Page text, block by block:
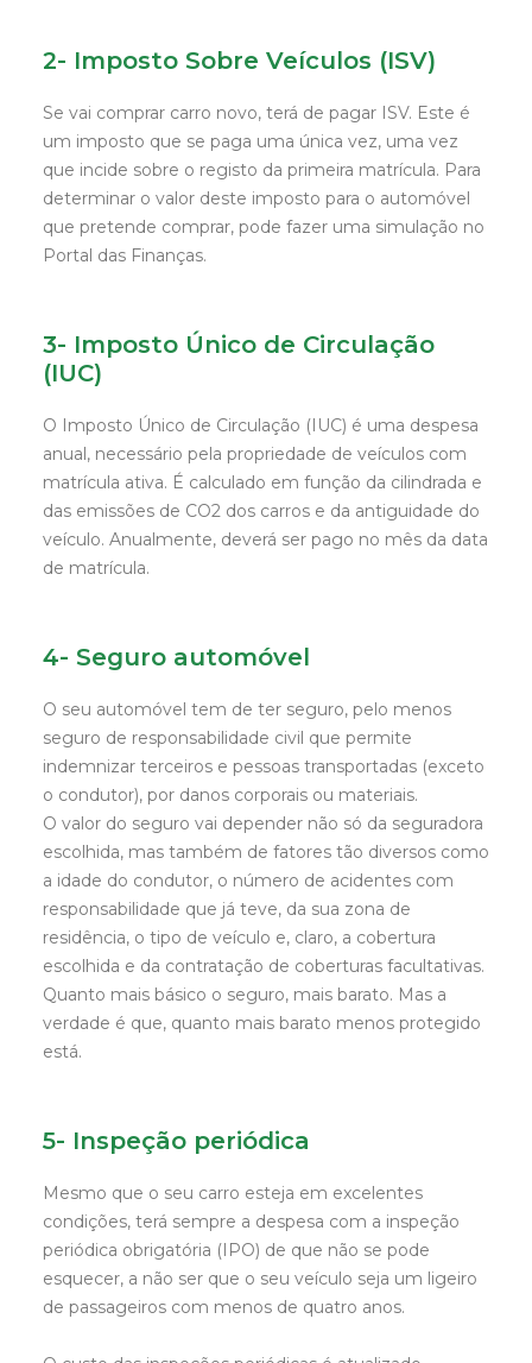
2- Imposto Sobre Veículos (ISV)
Se vai comprar carro novo, terá de pagar ISV. Este é
um imposto que se paga uma única vez, uma vez
que incide sobre o registo da primeira matrícula. Para
determinar o valor deste imposto para o automóvel
que pretende comprar, pode fazer uma simulação no
Portal das Finanças.
3- Imposto Único de Circulação
(IUC)
O Imposto Único de Circulação (IUC) é uma despesa
anual, necessário pela propriedade de veículos com
matrícula ativa. É calculado em função da cilindrada e
das emissões de CO2 dos carros e da antiguidade do
veículo. Anualmente, deverá ser pago no mês da data
de matrícula.
4- Seguro automóvel
O seu automóvel tem de ter seguro, pelo menos
seguro de responsabilidade civil que permite
indemnizar terceiros e pessoas transportadas (exceto
o condutor), por danos corporais ou materiais.
O valor do seguro vai depender não só da seguradora
escolhida, mas também de fatores tão diversos como
a idade do condutor, o número de acidentes com
responsabilidade que já teve, da sua zona de
residência, o tipo de veículo e, claro, a cobertura
escolhida e da contratação de coberturas facultativas.
Quanto mais básico o seguro, mais barato. Mas a
verdade é que, quanto mais barato menos protegido
está.
5- Inspeção periódica
Mesmo que o seu carro esteja em excelentes
condições, terá sempre a despesa com a inspeção
periódica obrigatória (IPO) de que não se pode
esquecer, a não ser que o seu veículo seja um ligeiro
de passageiros com menos de quatro anos.